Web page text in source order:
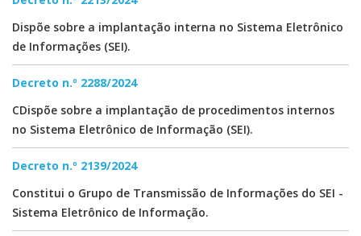
Dispõe sobre a implantação interna no Sistema Eletrônico
de Informações (SEI).
Decreto n.º 2288/2024
CDispõe sobre a implantação de procedimentos internos
no Sistema Eletrônico de Informação (SEI).
Decreto n.º 2139/2024
Constitui o Grupo de Transmissão de Informações do SEI -
Sistema Eletrônico de Informação.